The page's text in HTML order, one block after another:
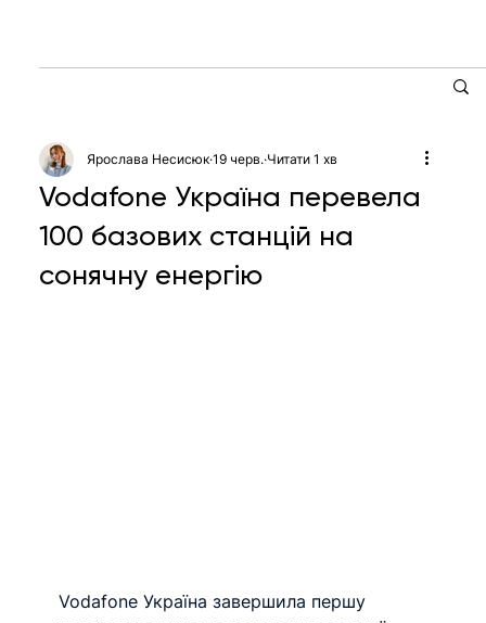
Vodafone Україна перевела
100 базових станцій на
сонячну енергію
Ярослава Несисюк 19 черв. Читати 1 хв
Vodafone Україна завершила першу